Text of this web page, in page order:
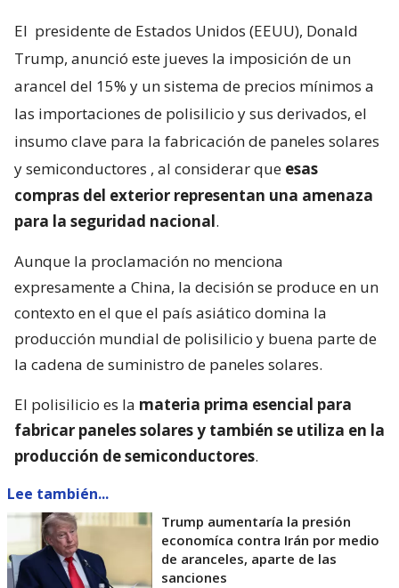
El presidente de Estados Unidos (EEUU), Donald
Trump, anunció este jueves la imposición de un
arancel del 15% y un sistema de precios mínimos a
las importaciones de polisilicio y sus derivados, el
insumo clave para la fabricación de paneles solares
y semiconductores , al considerar que esas
compras del exterior representan una amenaza
para la seguridad nacional.
Aunque la proclamación no menciona
expresamente a China, la decisión se produce en un
contexto en el que el país asiático domina la
producción mundial de polisilicio y buena parte de
la cadena de suministro de paneles solares.
El polisilicio es la materia prima esencial para
fabricar paneles solares y también se utiliza en la
producción de semiconductores.
Lee también...
Trump aumentaría la presión
economíca contra Irán por medio
de aranceles, aparte de las
sanciones